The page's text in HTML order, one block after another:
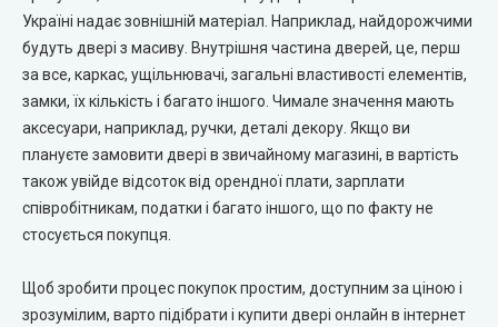
City Line Express
Syndicate Doors (Сіндікат Дорс)
Gorgania (Горганія)
EcoDoors (Екодорс)
Україні надає зовнішній матеріал. Наприклад, найдорожчими
будуть двері з масиву. Внутрішня частина дверей, це, перш
за все, каркас, ущільнювачі, загальні властивості елементів,
замки, їх кількість і багато іншого. Чимале значення мають
аксесуари, наприклад, ручки, деталі декору. Якщо ви
плануєте замовити двері в звичайному магазині, в вартість
також увійде відсоток від орендної плати, зарплати
співробітникам, податки і багато іншого, що по факту не
стосується покупця.
Щоб зробити процес покупок простим, доступним за ціною і
зрозумілим, варто підібрати і купити двері онлайн в інтернет